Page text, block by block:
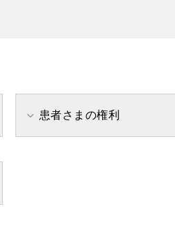
患者さまの権利